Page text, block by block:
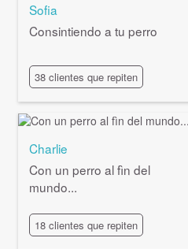
Sofia
Consintiendo a tu perro
38 clientes que repiten
Charlie
Con un perro al fìn del
mundo...
18 clientes que repiten